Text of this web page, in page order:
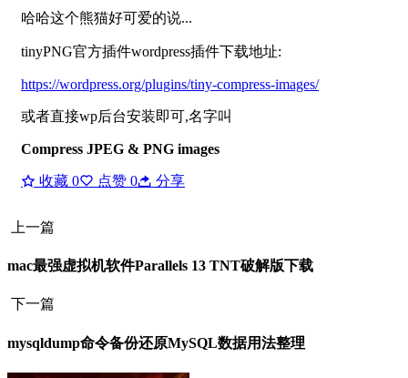
哈哈这个熊猫好可爱的说...
tinyPNG官方插件wordpress插件下载地址:
https://wordpress.org/plugins/tiny-compress-images/
或者直接wp后台安装即可,名字叫
Compress JPEG & PNG images
收藏 0 点赞 0 分享
上一篇
mac最强虚拟机软件Parallels 13 TNT破解版下载
下一篇
mysqldump命令备份还原MySQL数据用法整理